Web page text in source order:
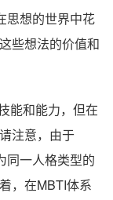
思想的世界中花
些想法的价值和
能和能力，但在
注意，由于
同一人格类型的
，在MBTI体系